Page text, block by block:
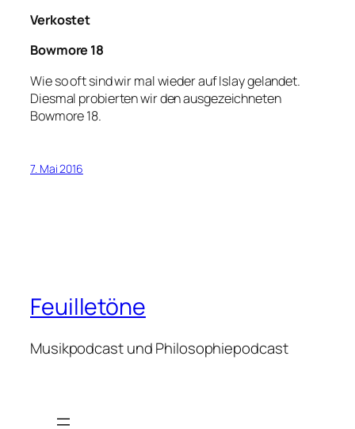
Verkostet
Bowmore 18
Wie so oft sind wir mal wieder auf Islay gelandet.
Diesmal probierten wir den ausgezeichneten
Bowmore 18.
7. Mai 2016
Feuilletöne
Musikpodcast und Philosophiepodcast